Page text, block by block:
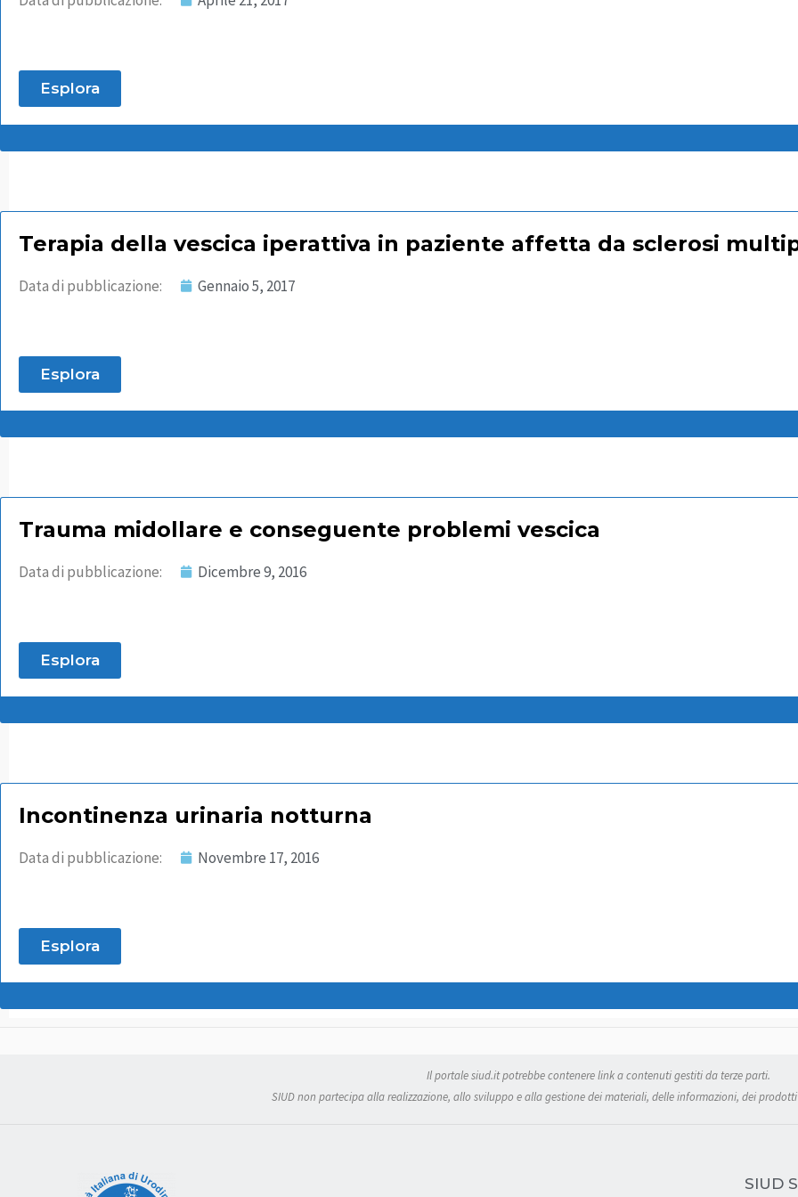
Esplora
Terapia della vescica iperattiva in paziente affetta da sclerosi
Data di pubblicazione:
Esplora
Gennaio 5, 2017
Trauma midollare e conseguente problemi vescica
Data di pubblicazione:
Esplora
Dicembre 9, 2016
Incontinenza urinaria notturna
Data di pubblicazione:
Esplora
Novembre 17, 2016
Il portale siud.it potrebbe contenere link a contenuti gestiti da terze parti.
SIUD non partecipa alla realizzazione, allo sviluppo e alla gestione dei materiali, delle informazioni, dei
SIUD